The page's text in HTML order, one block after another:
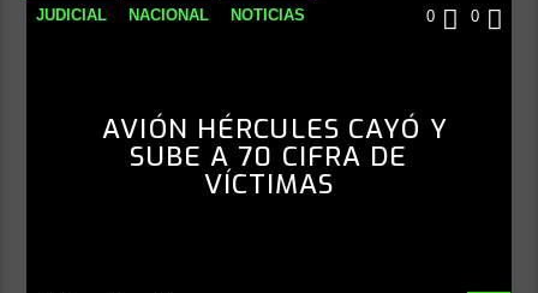
JUDICIAL NACIONAL NOTICIAS 0 0
AVIÓN HÉRCULES CAYÓ Y
SUBE A 70 CIFRA DE
VÍCTIMAS